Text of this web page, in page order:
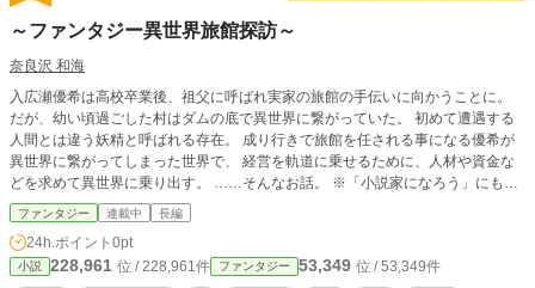
～ファンタジー異世界旅館探訪～
奈良沢 和海
入広瀬優希は高校卒業後、祖父に呼ばれ実家の旅館の手伝いに向かうことに。
だが、幼い頃過ごした村はダムの底で異世界に繋がっていた。 初めて遭遇する
人間とは違う妖精と呼ばれる存在。 成り行きで旅館を任される事になる優希が
異世界に繋がってしまった世界で、 経営を軌道に乗せるために、人材や資金な
どを求めて異世界に乗り出す。 ……そんなお話。 ※「小説家になろう」にも投
稿しています。
ファンタジー 連載中 長編
24h.ポイント 0pt
小説 228,961 位 / 228,961件 ファンタジー 53,349 位 / 53,349件